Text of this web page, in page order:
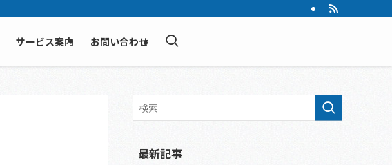
サービス案内 お問い合わせ
最新記事